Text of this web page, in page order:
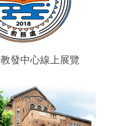
發中心線上展覽